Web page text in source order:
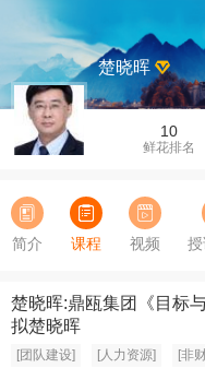
10
鲜花排名
楚晓晖
简介 课程 视频
楚晓晖:鼎瓯集团《目标
拟楚晓晖
[团队建设] [人力资源] [非